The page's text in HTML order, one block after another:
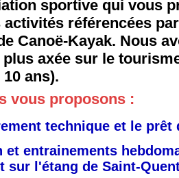
sportive qui vous
référencées
Canoë-Kayak. Nous
axée sur le
ans).
vous proposons :
technique et le prêt
et entrainements
sur l'étang de Saint-